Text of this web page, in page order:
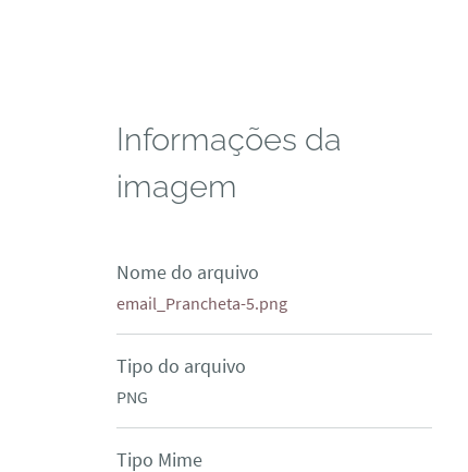
Informações da
imagem
Nome do arquivo
email_Prancheta-5.png
Tipo do arquivo
PNG
Tipo Mime